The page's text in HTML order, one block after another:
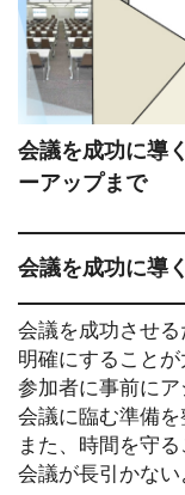
会議を成功に導
ーアップまで
会議を成功に導
会議を成功させ
明確にすることが
参加者に事前に
会議に臨む準備を
また、時間を守る
会議が長引かない